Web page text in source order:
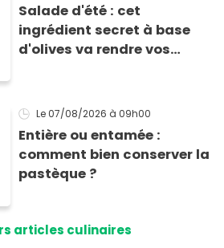
Salade d'été : cet
ingrédient secret à base
d'olives va rendre vos
Le 07/08/2026 à 09h00
Entière ou entamée :
comment bien conserver la
pastèque ?
articles culinaires